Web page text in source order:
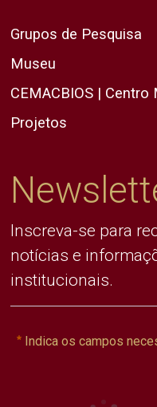
Grupos de Pesquisa
Museu
CEMACBIOS | Centro
Projetos
Inscreva-se para
notícias e
institucionais.
Indica os campos